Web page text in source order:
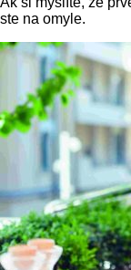
ste na omyle.